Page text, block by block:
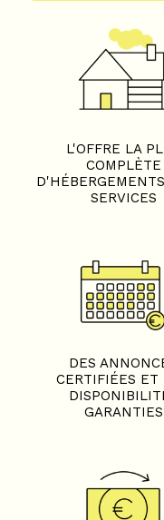
L'OFFRE LA
COMPLÈTE
SERVICES
DES
CERTIFIÉES ET
GARANTIES